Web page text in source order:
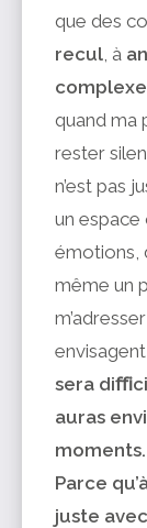
que des
recul, à
quand ma
rester
n’est pas
un espace
émotions,
même un
sera
auras
Parce
juste